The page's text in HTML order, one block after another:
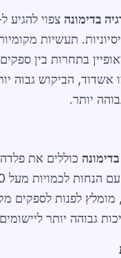
בדימונה
תעשיות
בתחרות בין
הביקוש גבוה
מומלץ לפנות לספקים
גבוהה יותר